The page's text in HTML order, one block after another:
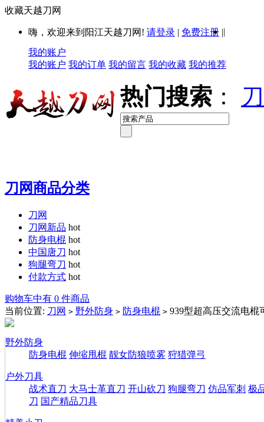
收藏天越刀网
嗨，欢迎来到阳江天越刀网! 请登录 | 免费注册 ||
我的账户
我的账户 我的订单 我的留言 我的收藏 我的推荐
热门搜索 ：
刀网商品分类
刀网
刀网新品 hot
防身电棍 hot
中国唐刀 hot
狗腿弯刀 hot
付款方式 hot
购物车中有 0 件商品
当前位置: 刀网 > 野外防身 > 防身电棍 > 939型超高压交流电棍
野外防身
防身电棍 伸缩甩棍 靓女防狼喷雾 狩猎弹弓
户外刀具
战术直刀 大马士革直刀 开山砍刀 狗腿弯刀 仿品军刺 极
刀 国产精品刀具